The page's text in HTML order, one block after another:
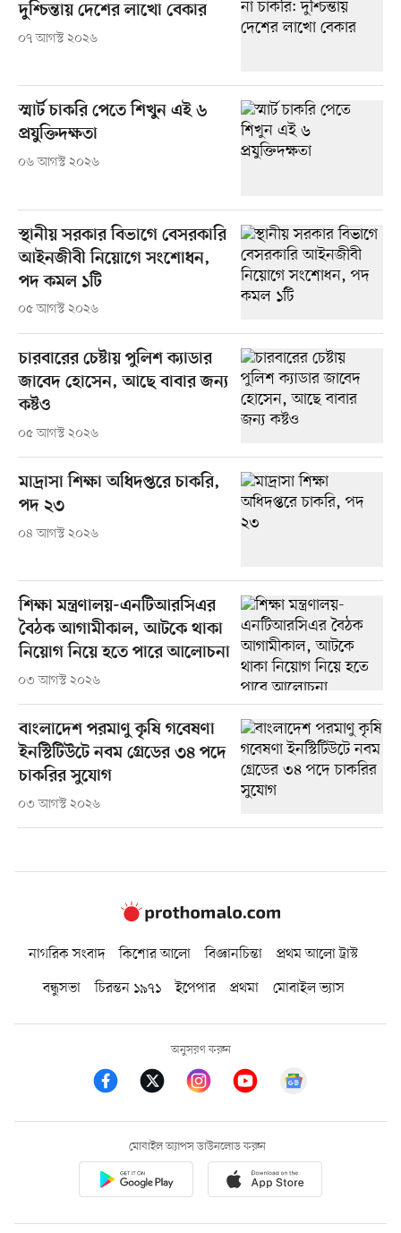
দুশ্চিন্তায় দেশের লাখো বেকার
০৭ আগস্ট ২০২৬
স্মার্ট চাকরি পেতে শিখুন এই ৬
প্রযুক্তিদক্ষতা
০৬ আগস্ট ২০২৬
স্থানীয় সরকার বিভাগে বেসরকারি
আইনজীবী নিয়োগে সংশোধন,
পদ কমল ১টি
০৫ আগস্ট ২০২৬
চারবারের চেষ্টায় পুলিশ ক্যাডার
জাবেদ হোসেন, আছে বাবার জন্য
কষ্টও
০৫ আগস্ট ২০২৬
মাদ্রাসা শিক্ষা অধিদপ্তরে চাকরি,
পদ ২৩
০৪ আগস্ট ২০২৬
শিক্ষা মন্ত্রণালয়-এনটিআরসিএর
বৈঠক আগামীকাল, আটকে থাকা
নিয়োগ নিয়ে হতে পারে আলোচনা
০৩ আগস্ট ২০২৬
বাংলাদেশ পরমাণু কৃষি গবেষণা
ইনস্টিটিউটে নবম গ্রেডের ৩৪ পদে
চাকরির সুযোগ
০৩ আগস্ট ২০২৬
নাগরিক সংবাদ কিশোর আলো বিজ্ঞানচিন্তা
প্রথম আলো ট্রাস্ট
বন্ধুসভা
চিরন্তন ১৯৭১ ইপেপার প্রথমা মোবাইল ভ্যাস
অনুসরণ করুন
মোবাইল অ্যাপস ডাউনলোড করুন